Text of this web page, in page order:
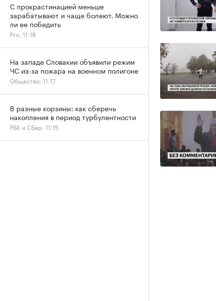
С прокрастинацией меньше
зарабатывают и чаще болеют. Можно
ли ее победить
Pro, 11:18
На западе Словакии объявили режим
ЧС из-за пожара на военном полигоне
Общество, 11:17
В разные корзины: как сберечь
накопления в период турбулентности
РБК и Сбер, 11:15